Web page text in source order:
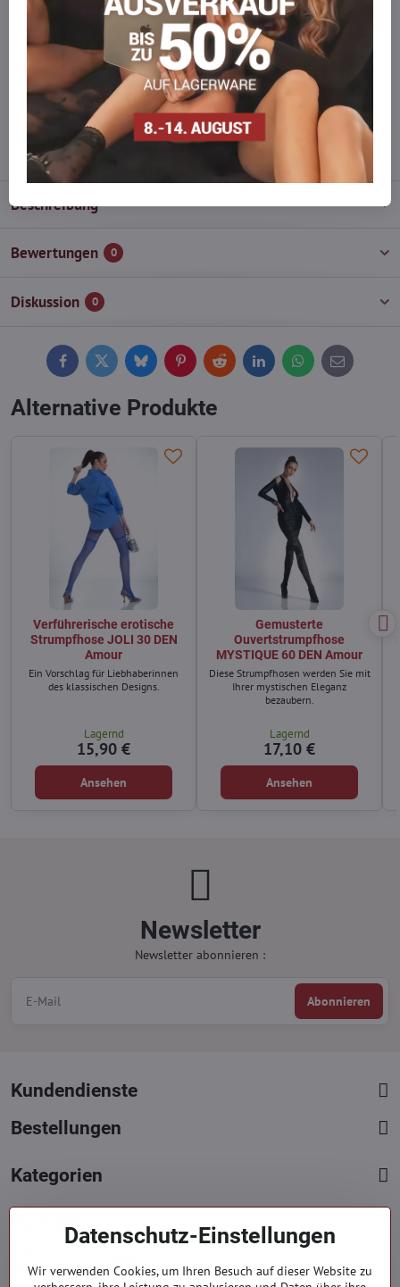
Möchten Sie mehr bestellen, als wir
auf Lager haben?
Zögern Sie nicht, uns zu kontaktieren, wir füllen die Ware für Sie
wieder auf!
info​@everlady​.eu
Beschreibung
Bewertungen 0
Diskussion 0
FacebookTwitterBlueskyPinterestReddit LinkedInWhatsApp
E-
mail
Alternative Produkte
Verführerische erotische
Strumpfhose JOLI 30 DEN
Amour
Ein Vorschlag für Liebhaberinnen
des klassischen Designs.
Lagernd
15,90 €
Ansehen
Gemusterte
Ouvertstrumpfhose
MYSTIQUE 60 DEN Amour
Diese Strumpfhosen werden Sie mit
Ihrer mystischen Eleganz
bezaubern.
Lagernd
17,10 €
Ansehen
Newsletter
Newsletter abonnieren :
Abonnieren
Kundendienste
Bestellungen
Kategorien
Kontakte
Mont. - Freit. : 09:00 - 15:00 hod.
Datenschutz-Einstellungen
Wir verwenden Cookies, um Ihren Besuch auf dieser Website zu